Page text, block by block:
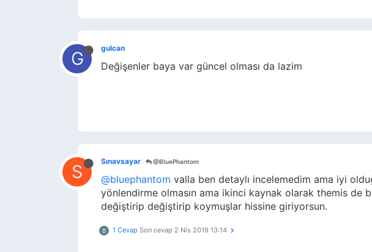
G gulcan
Değişenler baya var güncel olması da lazim
S Sınavsayar @BluePhantom
@bluephantom valla ben detaylı incelemedim ama iyi
yönlendirme olmasın ama ikinci kaynak olarak themis de
değiştirip değiştirip koymuşlar hissine giriyorsun.
B 1 Cevap Son cevap 2 Nis 2019 13:14